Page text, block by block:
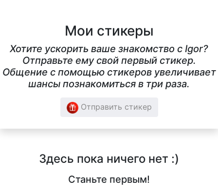
Мои стикеры
Хотите ускорить ваше знакомство с Igor?
Отправьте ему свой первый стикер.
Общение с помощью стикеров увеличивает
шансы познакомиться в три раза.
Отправить стикер
Здесь пока ничего нет :)
Станьте первым!